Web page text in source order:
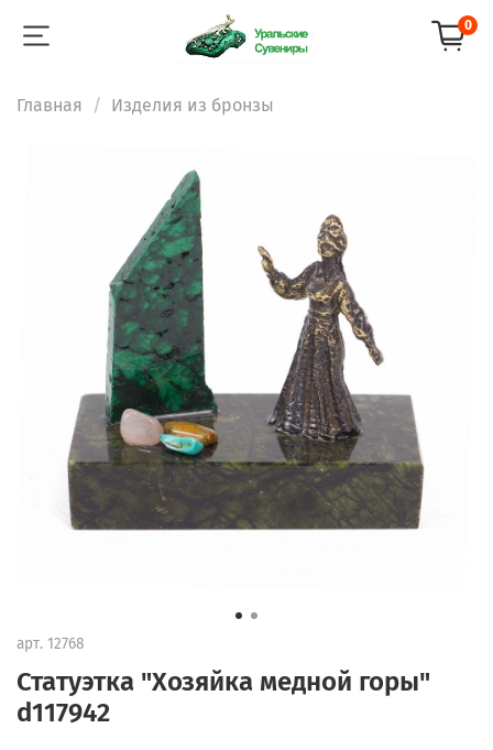
0
Главная Изделия из бронзы
арт. 12768
Статуэтка "Хозяйка медной горы"
d117942